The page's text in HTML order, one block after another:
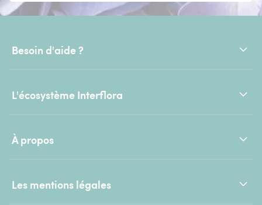
Besoin d'aide ?
L'écosystème Interflora
À propos
Les mentions légales